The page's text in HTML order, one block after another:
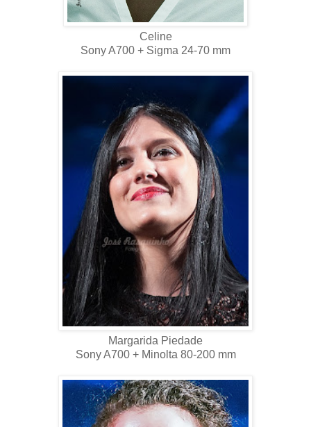
Celine
Sony A700 + Sigma 24-70 mm
Margarida Piedade
Sony A700 + Minolta 80-200 mm